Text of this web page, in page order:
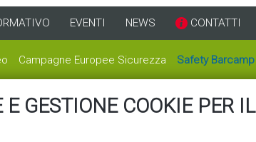
EVENTI NEWS CONTATTI
Campagne Europee Sicurezza Safety Barcamp
GESTIONE COOKIE PER IL